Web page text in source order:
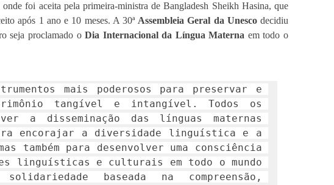
foi aceita pela primeira-ministra de Bangladesh Sheikh Hasina, que
após 1 ano e 10 meses. A 30ª Assembleia Geral da Unesco decidiu
seja proclamado o Dia Internacional da Língua Materna em todo o
mais poderosos para preservar e
tangível e intangível. Todos os
a disseminação das línguas maternas
encorajar a diversidade linguística e a
também para desenvolver uma consciência
linguísticas e culturais em todo o mundo
baseada na compreensão,